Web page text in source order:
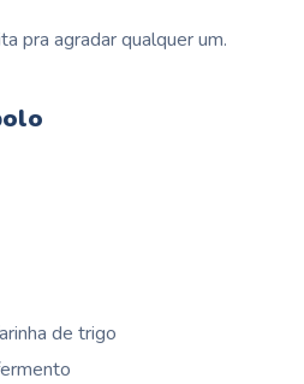
pra agradar qualquer um.
de trigo